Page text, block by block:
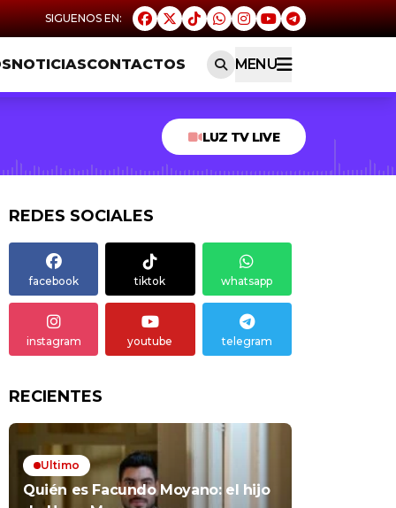
NOTICIASCONTACTOS MENU
LUZ TV LIVE
REDES SOCIALES
facebook tiktok whatsapp
instagram youtube telegram
RECIENTES
Ultimo
Quién es Facundo Moyano: el hijo